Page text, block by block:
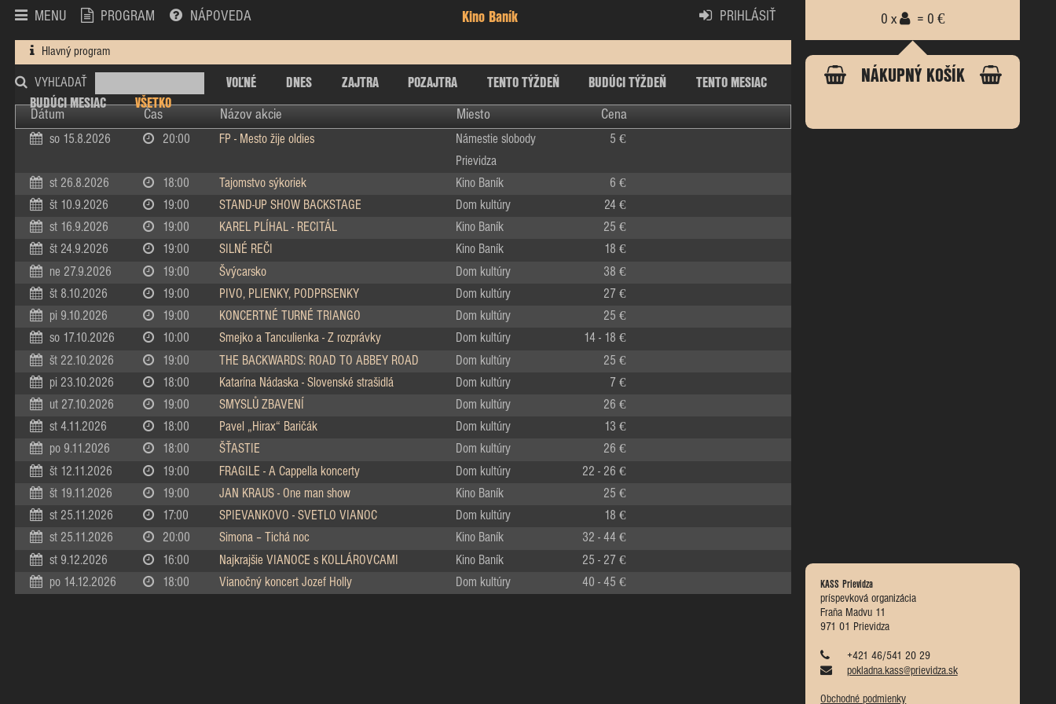
MENU PROGRAM NÁPOVEDA Kino Baník PRIHLÁSIŤ
Hlavný program
VYHĽADAŤ VOĽNÉ DNES ZAJTRA POZAJTRA TENTO TÝŽDEŇ BUDÚCI TÝŽDEŇ
TENTO MESIAC
BUDÚCI MESIAC
VŠETKO
Dátum Čas Názov akcie Miesto Cena
0 x = 0 €
NÁKUPNÝ KOŠÍK
KASS Prievidza
príspevková organizácia
Fraňa Madvu 11
971 01 Prievidza
+421 46/541 20 29
pokladna.kass@prievidza.sk
Obchodné podmienky
so 15.8.2026 20:00 FP - Mesto žije oldies
Námestie slobody
Prievidza
5 €
st 26.8.2026 18:00 Tajomstvo sýkoriek Kino Baník 6 €
št 10.9.2026 19:00 STAND-UP SHOW BACKSTAGE Dom kultúry 24 €
st 16.9.2026 19:00 KAREL PLÍHAL - RECITÁL Kino Baník 25 €
št 24.9.2026 19:00 SILNÉ REČI Kino Baník 18 €
ne 27.9.2026 19:00 Švýcarsko Dom kultúry 38 €
št 8.10.2026 19:00 PIVO, PLIENKY, PODPRSENKY Dom kultúry 27 €
pi 9.10.2026 19:00 KONCERTNÉ TURNÉ TRIANGO Dom kultúry 25 €
so 17.10.2026 10:00 Smejko a Tanculienka - Z rozprávky Dom kultúry 14 - 18 €
št 22.10.2026 19:00 THE BACKWARDS: ROAD TO ABBEY ROAD Dom kultúry 25 €
pi 23.10.2026 18:00 Katarína Nádaska - Slovenské strašidlá Dom kultúry 7 €
ut 27.10.2026 19:00 SMYSLŮ ZBAVENÍ Dom kultúry 26 €
st 4.11.2026 18:00 Pavel „Hirax“ Baričák Dom kultúry 13 €
po 9.11.2026 18:00 ŠŤASTIE Dom kultúry 26 €
št 12.11.2026 19:00 FRAGILE - A Cappella koncerty Dom kultúry 22 - 26 €
št 19.11.2026 19:00 JAN KRAUS - One man show Kino Baník 25 €
st 25.11.2026 17:00 SPIEVANKOVO - SVETLO VIANOC Dom kultúry 18 €
st 25.11.2026 20:00 Simona – Tichá noc Kino Baník 32 - 44 €
st 9.12.2026 16:00 Najkrajšie VIANOCE s KOLLÁROVCAMI Kino Baník 25 - 27 €
po 14.12.2026 18:00 Vianočný koncert Jozef Holly Dom kultúry 40 - 45 €